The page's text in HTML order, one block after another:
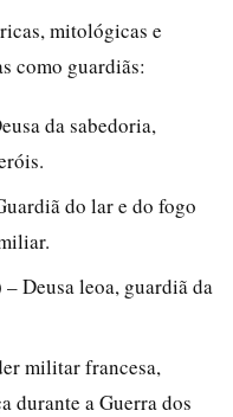
mitológicas e
como guardiãs:
da sabedoria,
do lar e do fogo
– Deusa leoa, guardiã da
militar francesa,
durante a Guerra dos